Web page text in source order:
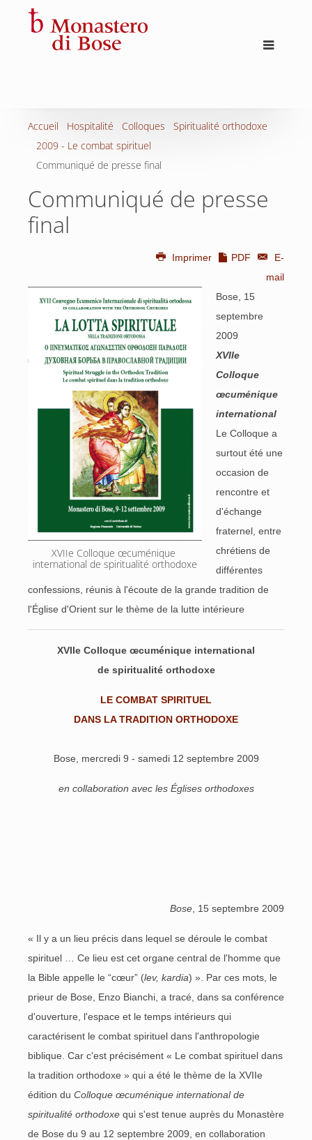
Accueil Hospitalité Colloques
Spiritualité orthodoxe
2009 - Le combat spirituel
Communiqué de presse final
Communiqué de presse
final
Imprimer PDF
E-
mail
XVIIe Colloque œcuménique
international de spiritualité orthodoxe
Bose, 15
septembre
2009
XVIIe
Colloque
œcuménique
international
Le Colloque a
surtout été une
occasion de
rencontre et
d'échange
fraternel, entre
chrétiens de
différentes
confessions, réunis à l'écoute de la grande tradition de
l'Église d'Orient sur le thème de la lutte intérieure
XVIIe Colloque œcuménique international
de spiritualité orthodoxe
LE COMBAT SPIRITUEL
DANS LA TRADITION ORTHODOXE
Bose, mercredi 9 - samedi 12 septembre 2009
en collaboration avec les Églises orthodoxes
Bose , 15 septembre 2009
« Il y a un lieu précis dans lequel se déroule le combat
spirituel … Ce lieu est cet organe central de l'homme que
la Bible appelle le “cœur” (lev, kardia) ». Par ces mots, le
prieur de Bose, Enzo Bianchi, a tracé, dans sa conférence
d'ouverture, l'espace et le temps intérieurs qui
caractérisent le combat spirituel dans l'anthropologie
biblique. Car c'est précisément « Le combat spirituel dans
la tradition orthodoxe » qui a été le thème de la XVIIe
édition du Colloque œcuménique international de
spiritualité orthodoxe qui s'est tenue auprès du Monastère
de Bose du 9 au 12 septembre 2009, en collaboration